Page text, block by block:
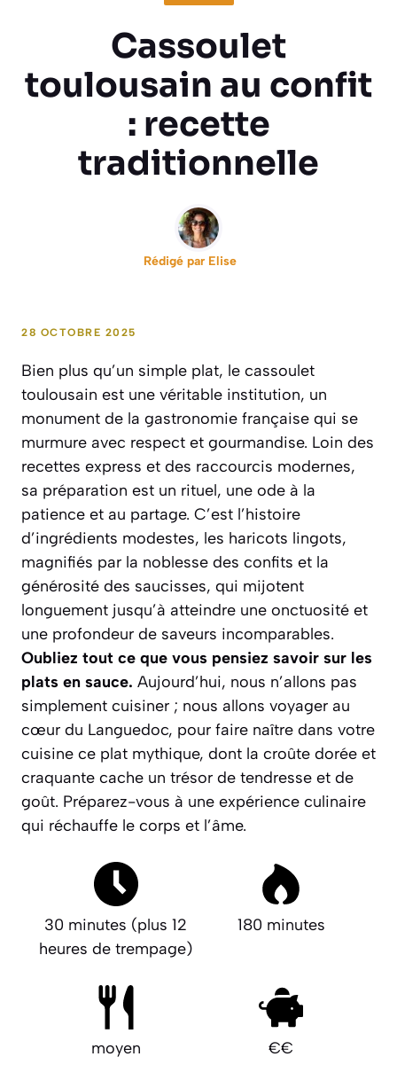
Cassoulet
toulousain au confit
: recette
traditionnelle
Rédigé par Elise
28 OCTOBRE 2025
Bien plus qu’un simple plat, le cassoulet
toulousain est une véritable institution, un
monument de la gastronomie française qui se
murmure avec respect et gourmandise. Loin des
recettes express et des raccourcis modernes,
sa préparation est un rituel, une ode à la
patience et au partage. C’est l’histoire
d’ingrédients modestes, les haricots lingots,
magnifiés par la noblesse des confits et la
générosité des saucisses, qui mijotent
longuement jusqu’à atteindre une onctuosité et
une profondeur de saveurs incomparables.
Oubliez tout ce que vous pensiez savoir sur les
plats en sauce. Aujourd’hui, nous n’allons pas
simplement cuisiner ; nous allons voyager au
cœur du Languedoc, pour faire naître dans votre
cuisine ce plat mythique, dont la croûte dorée et
craquante cache un trésor de tendresse et de
goût. Préparez-vous à une expérience culinaire
qui réchauffe le corps et l’âme.
30 minutes (plus 12
heures de trempage)
180 minutes
moyen €€